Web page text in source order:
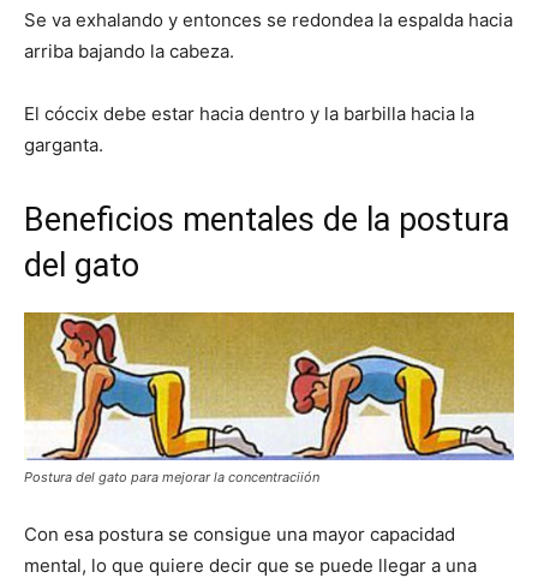
Se va exhalando y entonces se redondea la espalda hacia
arriba bajando la cabeza.
El cóccix debe estar hacia dentro y la barbilla hacia la
garganta.
Beneficios mentales de la postura
del gato
Postura del gato para mejorar la concentraciión
Con esa postura se consigue una mayor capacidad
mental, lo que quiere decir que se puede llegar a una